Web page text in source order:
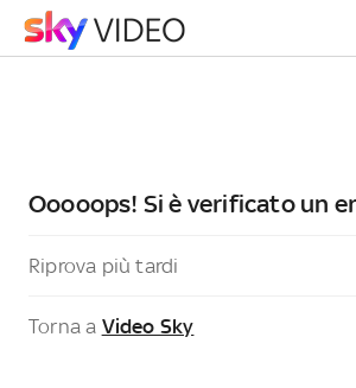
Ooooops! Si è verificato un
Riprova più tardi
Torna a Video Sky